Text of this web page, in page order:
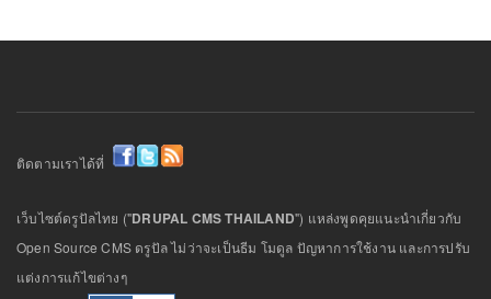
ติดตามเราได้ที่
เว็บไซต์ดรูปัลไทย ("DRUPAL CMS THAILAND") แหล่งพูดคุยแนะนำเกี่ยวกับ
Open Source CMS ดรูปัล ไม่ว่าจะเป็นธีม โมดูล ปัญหาการใช้งาน และการปรับ
แต่งการแก้ไขต่างๆ